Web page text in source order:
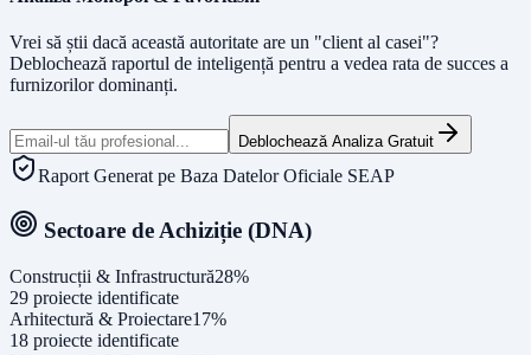
Vrei să știi dacă această autoritate are un "client al casei"?
Deblochează raportul de inteligență pentru a vedea rata de succes a
furnizorilor dominanți.
Deblochează Analiza Gratuit
Raport Generat pe Baza Datelor Oficiale SEAP
Sectoare de Achiziție (DNA)
Construcții & Infrastructură28%
29 proiecte identificate
Arhitectură & Proiectare17%
18 proiecte identificate